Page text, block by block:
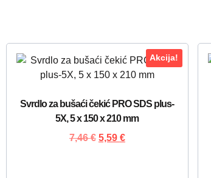
Akcija!
Svrdlo za bušaći čekić PRO SDS plus-
5X, 5 x 150 x 210 mm
7,46€ 5,59 €